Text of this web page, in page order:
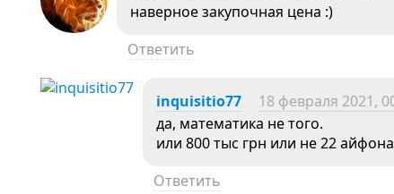
наверное закупочная цена :)
Ответить
іnquіsitіо77 18 февраля 2021,
да, математика не того.
или 800 тыс грн или не 22 айфона
Ответить